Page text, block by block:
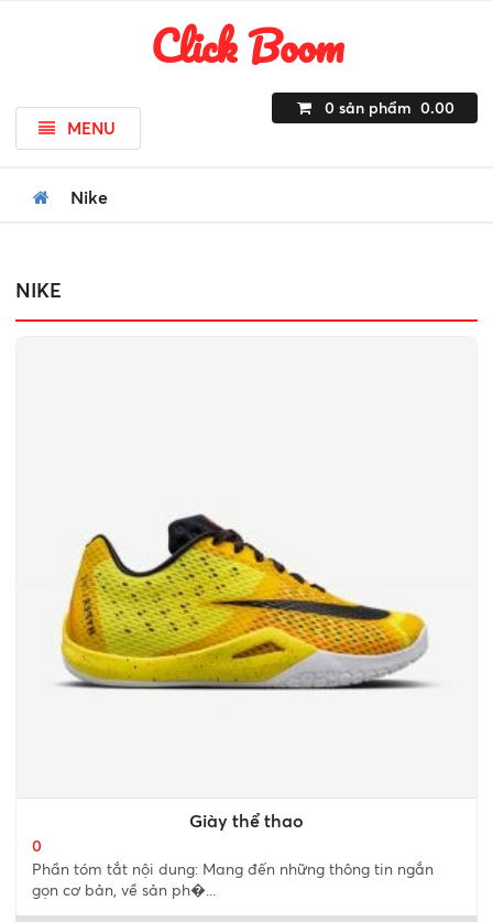
Click Boom
MENU
0 sản phẩm 0.00
Nike
NIKE
Giày thể thao
0
Phần tóm tắt nội dung: Mang đến những thông tin ngắn
gọn cơ bản, về sản ph�...